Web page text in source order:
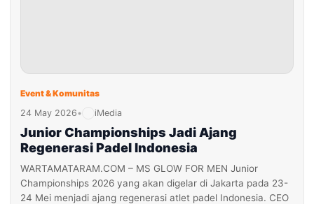
Event & Komunitas
24 May 2026• iMedia
Junior Championships Jadi Ajang
Regenerasi Padel Indonesia
WARTAMATARAM.COM – MS GLOW FOR MEN Junior
Championships 2026 yang akan digelar di Jakarta pada 23-
24 Mei menjadi ajang regenerasi atlet padel Indonesia. CEO